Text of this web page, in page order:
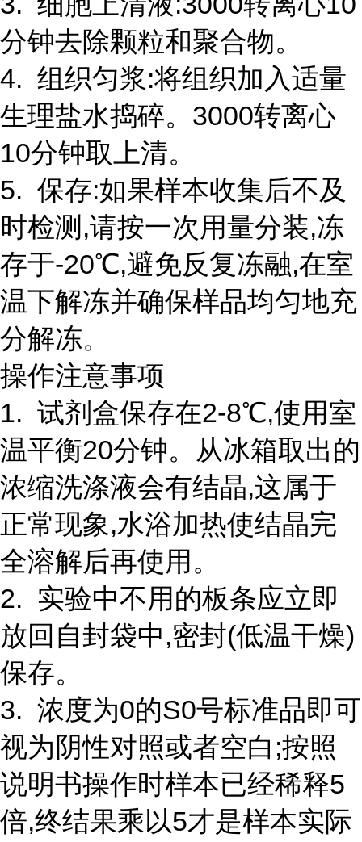
分钟去除颗粒和聚合物。
4. 组织匀浆:将组织加入适量
生理盐水捣碎。3000转离心
10分钟取上清。
5. 保存:如果样本收集后不及
时检测,请按一次用量分装,冻
存于-20℃,避免反复冻融,在室
温下解冻并确保样品均匀地充
分解冻。
操作注意事项
1. 试剂盒保存在2-8℃,使用室
温平衡20分钟。从冰箱取出的
浓缩洗涤液会有结晶,这属于
正常现象,水浴加热使结晶完
全溶解后再使用。
2. 实验中不用的板条应立即
放回自封袋中,密封(低温干燥)
保存。
3. 浓度为0的S0号标准品即可
视为阴性对照或者空白;按照
说明书操作时样本已经稀释5
倍,终结果乘以5才是样本实际